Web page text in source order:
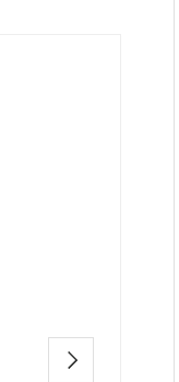
NÄSTA